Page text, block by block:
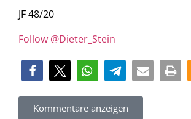
JF 48/20
Follow @Dieter_Stein
Kommentare anzeigen